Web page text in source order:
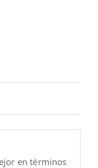
en términos